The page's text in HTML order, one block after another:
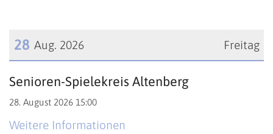
Freitag
28 Aug. 2026
Datum: 28. August 2026
Senioren-Spielekreis Altenberg
28. August 2026 15:00
Weitere Informationen